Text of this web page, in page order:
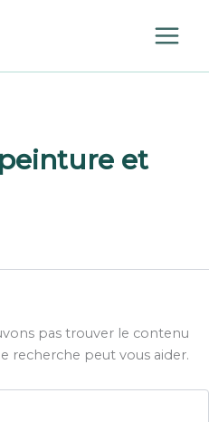
et
pas trouver le contenu
recherche peut vous aider.